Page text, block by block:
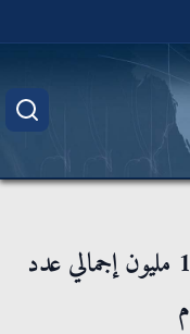
الإحصاء السعودية: أكثر من 1.7 مليون إجمالي عدد